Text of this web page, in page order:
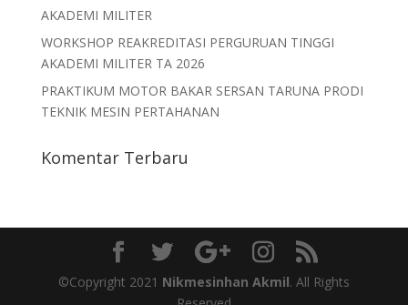
AKADEMI MILITER
WORKSHOP REAKREDITASI PERGURUAN TINGGI
AKADEMI MILITER TA 2026
PRAKTIKUM MOTOR BAKAR SERSAN TARUNA PRODI
TEKNIK MESIN PERTAHANAN
Komentar Terbaru
©Copyright 2021 Nikmesinhan Akmil. All Rights